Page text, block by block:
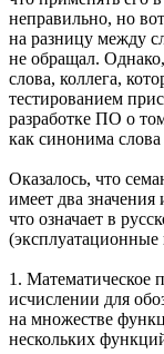
неправильно, но
на разницу между
не обращал.
слова, коллега,
тестированием
разработке ПО о
как синонима
Оказалось, что
имеет два
что означает в
(эксплуатационные
1. Математическое
исчислении для
на множестве
нескольких